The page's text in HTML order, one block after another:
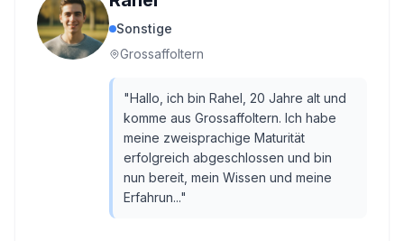
Sonstige
Grossaffoltern
"Hallo, ich bin Rahel, 20 Jahre alt und
komme aus Grossaffoltern. Ich habe
meine zweisprachige Maturität
erfolgreich abgeschlossen und bin
nun bereit, mein Wissen und meine
Erfahrun..."